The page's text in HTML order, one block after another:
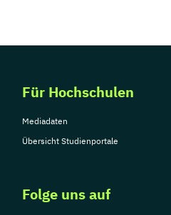
Für Hochschulen
Mediadaten
Übersicht Studienportale
Folge uns auf